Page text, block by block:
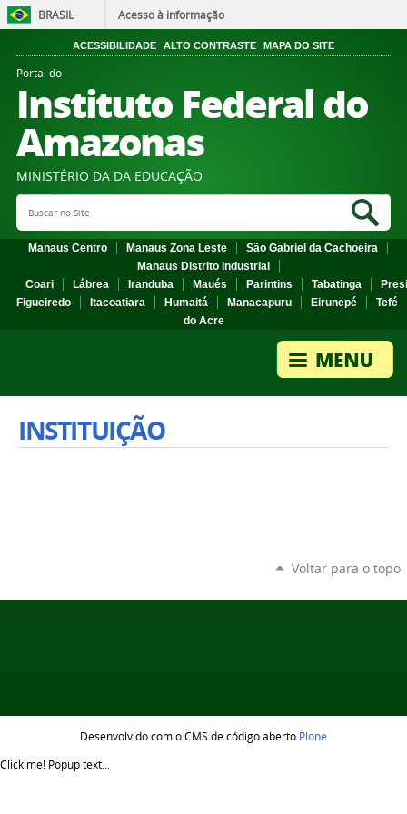
BRASIL Acesso à informação
ACESSIBILIDADE ALTO CONTRASTE MAPA DO SITE
Portal do
Instituto Federal do
Amazonas
MINISTÉRIO DA DA EDUCAÇÃO
Search Site
Manaus Centro Manaus Zona Leste
São Gabriel da Cachoeira
Manaus Distrito Industrial
Coari
Lábrea Iranduba Maués Parintins Tabatinga
Figueiredo
Itacoatiara Humaitá Manacapuru Eirunepé
Tefé
do Acre
INSTITUIÇÃO
Voltar para o topo
Desenvolvido com o CMS de código aberto Plone
Click me! Popup text...